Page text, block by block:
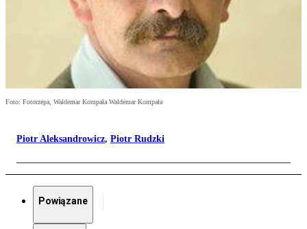
Foto: Fotorzepa, Waldemar Kompała Waldemar Kompała
Piotr Aleksandrowicz, Piotr Rudzki
Powiązane